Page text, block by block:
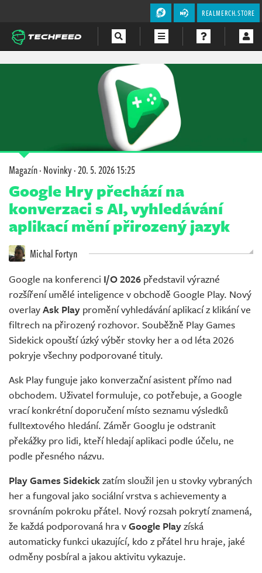
REALMERCH.STORE
Magazín·Novinky·20. 5. 2026 15:25
Google Hry přechází na
konverzaci s AI, vyhledávání
aplikací mění přirozený jazyk
Michal Fortyn
Google na konferenci I/O 2026 představil výrazné
rozšíření umělé inteligence v obchodě Google Play. Nový
overlayAsk Play promění vyhledávání aplikací z klikání ve
filtrech na přirozený rozhovor. Souběžně Play Games
Sidekick opouští úzký výběr stovky her a od léta 2026
pokryje všechny podporované tituly.
Ask Play funguje jako konverzační asistent přímo nad
obchodem. Uživatel formuluje, co potřebuje, a Google
vrací konkrétní doporučení místo seznamu výsledků
fulltextového hledání. Záměr Googlu je odstranit
překážky pro lidi, kteří hledají aplikaci podle účelu, ne
podle přesného názvu.
Play Games Sidekickzatím sloužil jen u stovky vybraných
her a fungoval jako sociální vrstva s achievementy a
srovnáním pokroku přátel. Nový rozsah pokrytí znamená,
že každá podporovaná hra vGoogle Playzíská
automaticky funkci ukazující, kdo z přátel hru hraje, jaké
odměny posbíral a jakou aktivitu vykazuje.